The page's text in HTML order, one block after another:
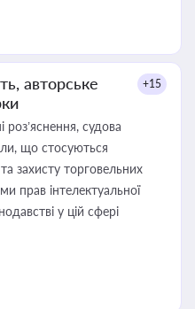
авторське
+15
роз’яснення, судова
що стосуються
захисту торговельних
прав інтелектуальної
у цій сфері